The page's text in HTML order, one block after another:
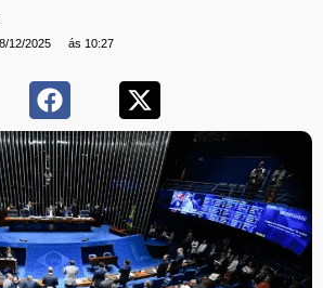
12/2025 ás 10:27